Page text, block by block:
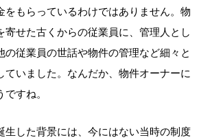
をもらっているわけではありません。物
寄せた古くからの従業員に、管理人とし
の従業員の世話や物件の管理など細々と
ていました。なんだか、物件オーナーに
すね。
生した背景には、今にはない当時の制度